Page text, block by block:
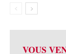
VOUS